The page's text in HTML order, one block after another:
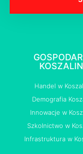
Handel w
Demografia
Innowacje w
Szkolnictwo w
Infrastruktura w